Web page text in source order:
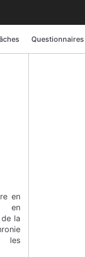
Questionnaires
en
en
la
les